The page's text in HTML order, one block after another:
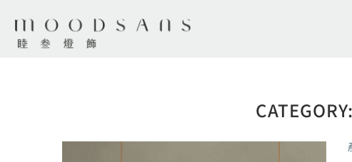
CATEGORY: